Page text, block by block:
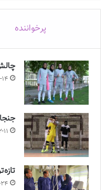
پرخواننده
11